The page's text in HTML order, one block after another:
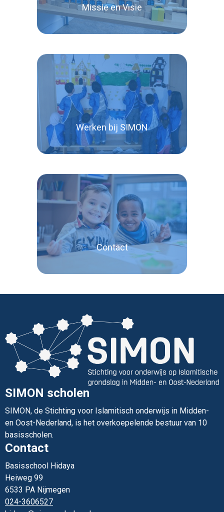
Missie en Visie
Lees verder
Werken bij SIMON
Lees verder
Contact
Lees verder
SIMON scholen
SIMON, de Stichting voor Islamitisch onderwijs in Midden-
en Oost-Nederland, is het overkoepelende bestuur van 10
basisscholen.
Contact
Basisschool Hidaya
Heiweg 99
6533 PA Nijmegen
024-3606527